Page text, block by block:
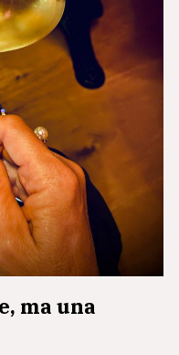
ma una